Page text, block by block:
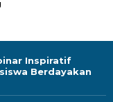
Inspiratif
Berdayakan